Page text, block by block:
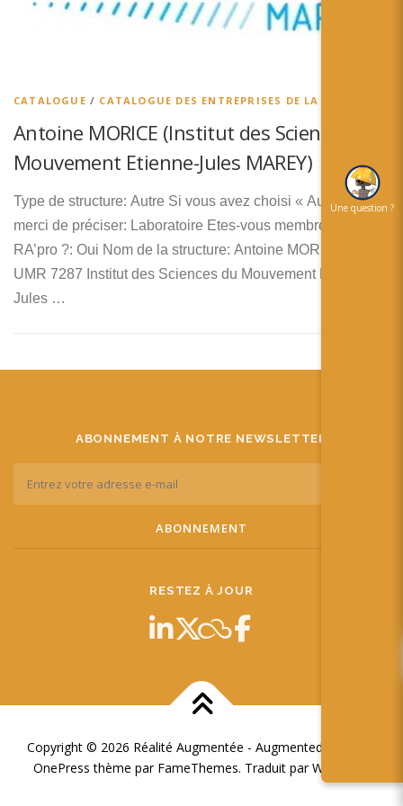
CATALOGUE / CATALOGUE DES ENTREPRISES DE LA RA
Antoine MORICE (Institut des Sciences du
Mouvement Etienne-Jules MAREY)
Type de structure: Autre Si vous avez choisi « Autre »
merci de préciser: Laboratoire Etes-vous membre de
RA’pro ?: Oui Nom de la structure: Antoine MORICE –
UMR 7287 Institut des Sciences du Mouvement Etienne-
Jules …
ABONNEMENT À NOTRE NEWSLETTER
RESTEZ À JOUR
Copyright © 2026 Réalité Augmentée - Augmented Reality
OnePress thème par FameThemes. Traduit par Wp Trads.
Une question ?